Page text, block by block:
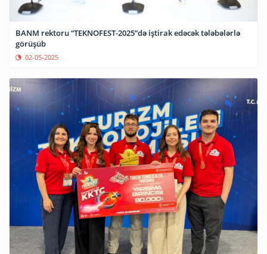
BANM rektoru “TEKNOFEST-2025”də iştirak edəcək tələbələrlə
görüşüb
02-05-2025